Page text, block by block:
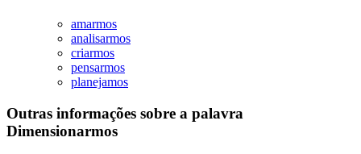
amarmos
analisarmos
criarmos
pensarmos
planejamos
Outras informações sobre a palavra
Dimensionarmos